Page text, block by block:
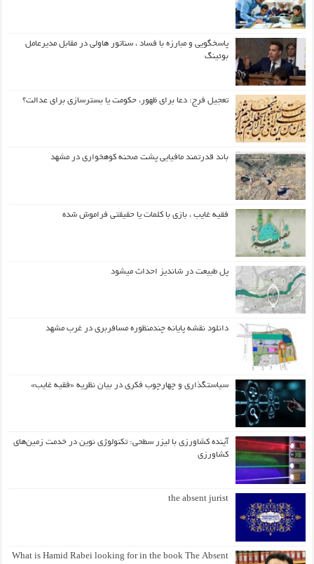
پاسخگویی و مبارزه با فساد ، سناتور هاولی در مقابل مدیرعامل
بوئینگ
تعجیل فرج: دعا برای ظهور، حکومت یا بسترسازی برای عدالت؟
باند قدرتمند مافیایی پشت صحنه کوهخواری در مشهد
فقیه غایب ، بازی با کلمات یا حقیقتی فراموش شده
پل طبیعت در شاندیز احداث میشود
دانلود نقشه پایانه چندمنظوره مسافربری در غرب مشهد
سیاستگذاری و چهارچوب فکری در بیان نظریه «فقیه غایب»
آینده کشاورزی با لیزر سطحی: تکنولوژی نوین در خدمت زمین‌های
کشاورزی
the absent jurist
What is Hamid Rabei looking for in the book The Absent